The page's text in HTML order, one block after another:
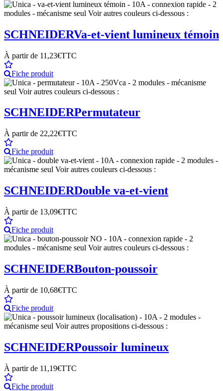
SCHNEIDERVa-et-vient lumineux témoin
À partir de 11,23€TTC
Fiche produit
SCHNEIDERPermutateur
À partir de 22,22€TTC
Fiche produit
SCHNEIDERDouble va-et-vient
À partir de 13,09€TTC
Fiche produit
SCHNEIDERBouton-poussoir
À partir de 10,68€TTC
Fiche produit
SCHNEIDERPoussoir lumineux
À partir de 11,19€TTC
Fiche produit